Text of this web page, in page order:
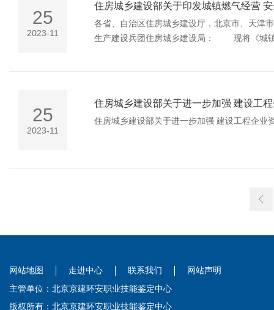
25
2023-11
住房城乡建设部关于印发城镇燃气经营
各省、自治区住房城乡建设厅，北京市、天津
生产建设兵团住房
25
2023-11
住房城乡建设部关于进一步加强 建设工
住房城乡建设部关于进一步加强 建设工程企业
网站地图 走进中心 联系我们
网站声明
主管单位：北京京建环安职业技能鉴定中心
版权所有：北京京建环安职业技能鉴定中心